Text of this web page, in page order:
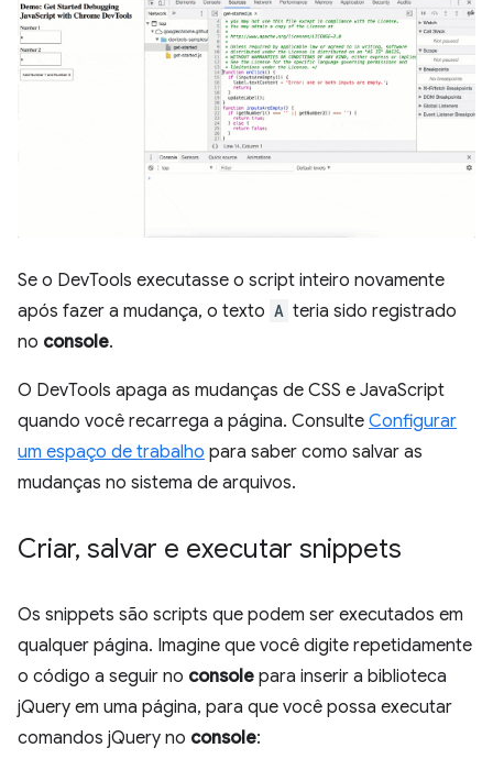
Se o DevTools executasse o script inteiro novamente
após fazer a mudança, o texto A teria sido registrado
no console.
O DevTools apaga as mudanças de CSS e JavaScript
quando você recarrega a página. Consulte Configurar
um espaço de trabalho para saber como salvar as
mudanças no sistema de arquivos.
Criar, salvar e executar snippets
Os snippets são scripts que podem ser executados em
qualquer página. Imagine que você digite repetidamente
o código a seguir no console para inserir a biblioteca
jQuery em uma página, para que você possa executar
comandos jQuery no console: